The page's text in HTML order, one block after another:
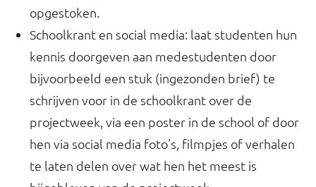
opgestoken.
Schoolkrant en social media: laat studenten hun
kennis doorgeven aan medestudenten door
bijvoorbeeld een stuk (ingezonden brief) te
schrijven voor in de schoolkrant over de
projectweek, via een poster in de school of door
hen via social media foto's, filmpjes of verhalen
te laten delen over wat hen het meest is